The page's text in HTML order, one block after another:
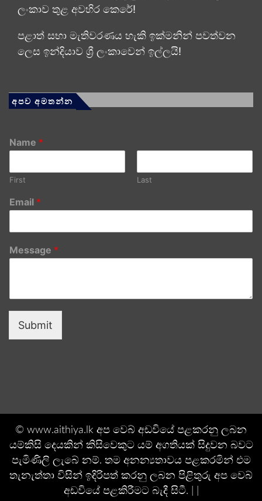
ලංකාව තුළ අවහිර කෙරේ!
පළාත් සභා මැතිවරණය හැකි ඉක්මනින් පවත්වන
ලෙස ඉන්දියාව ශ්‍රී ලංකාවෙන් ඉල්ලයි!
අපව අමතන්න
Name *
First Last
Email *
Message *
Submit
© www.aithiya.lk අප වෙබ් අඩවියේ පළකරනු ලබන
යම්කිසි දෙයකින් කිසිවෙකුට යම් අගතියක් සිදුවන බවට
පැමිණිලි ලැබේ නම්. තම අනන්‍යතාවය පළකරමින් එම
තැනැත්තා විසින් ඉදිරිපත් කරනු ලබන පිළිතුරු අප වෙබ්
අඩවියේ පළකිරීමට බැදී සිටී. | |